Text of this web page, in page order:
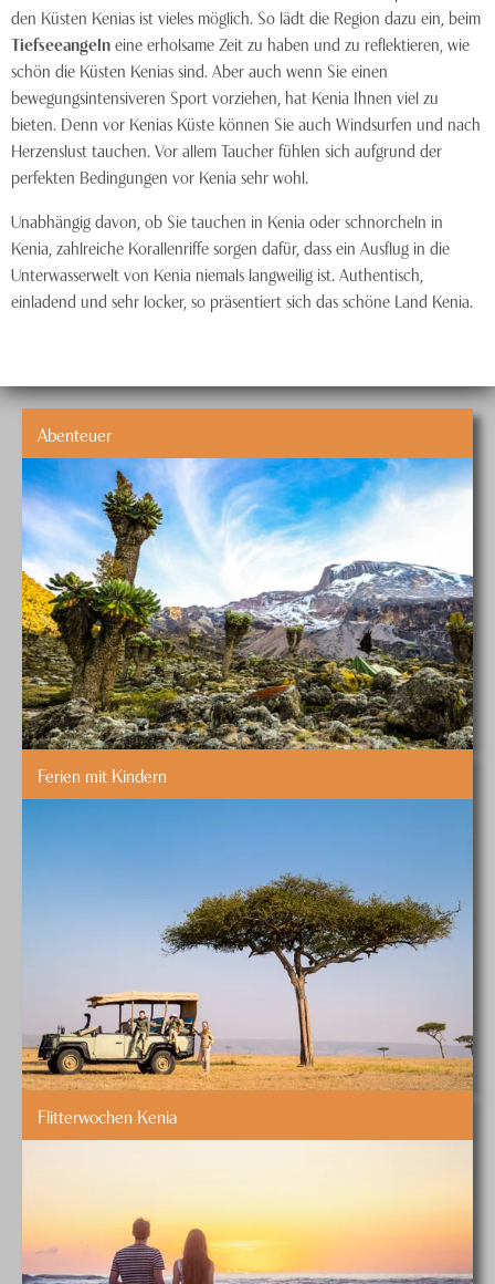
den Küsten Kenias ist vieles möglich. So lädt die Region dazu ein, beim
Tiefseeangelneine erholsame Zeit zu haben und zu reflektieren, wie
schön die Küsten Kenias sind. Aber auch wenn Sie einen
bewegungsintensiveren Sport vorziehen, hat Kenia Ihnen viel zu
bieten. Denn vor Kenias Küste können Sie auch Windsurfen und nach
Herzenslust tauchen. Vor allem Taucher fühlen sich aufgrund der
perfekten Bedingungen vor Kenia sehr wohl.
Unabhängig davon, ob Sie tauchen in Kenia oder schnorcheln in
Kenia, zahlreiche Korallenriffe sorgen dafür, dass ein Ausflug in die
Unterwasserwelt von Kenia niemals langweilig ist. Authentisch,
einladend und sehr locker, so präsentiert sich das schöne Land Kenia.
Abenteuer
Ferien mit Kindern
Flitterwochen Kenia